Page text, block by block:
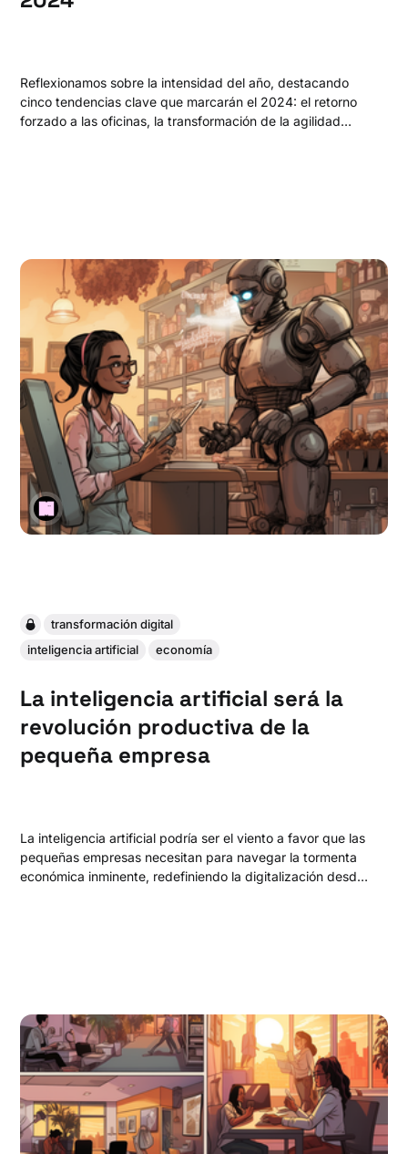
Reflexionamos sobre la intensidad del año, destacando
cinco tendencias clave que marcarán el 2024: el retorno
forzado a las oficinas, la transformación de la agilidad
transformación digital
inteligencia artificial
economía
La inteligencia artificial será la
revolución productiva de la
pequeña empresa
La inteligencia artificial podría ser el viento a favor que las
pequeñas empresas necesitan para navegar la tormenta
económica inminente, redefiniendo la digitalización desde